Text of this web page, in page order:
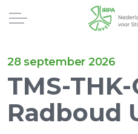
28 september 2026
TMS-THK-
Radboud